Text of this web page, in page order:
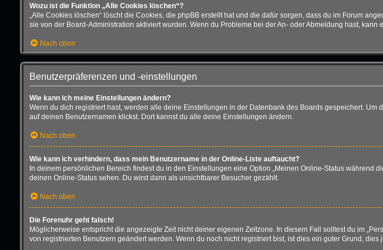
Wozu ist die Funktion „Alle Cookies löschen“?
„Alle Cookies löschen“ löscht die Cookies, die phpBB erstellt hat und die dafür sorgen, dass du im Forum
sie von der Board-Administration aktiviert wurden. Wenn du Probleme bei der An- oder Abmeldung hast, kann
Nach oben
Benutzerpräferenzen und -einstellungen
Wie kann ich meine Einstellungen ändern?
Wenn du dich registriert hast, werden alle deine Einstellungen in der Datenbank des Boards gespeichert.
auf deinen Benutzernamen klickst. Dort kannst du alle deine Einstellungen ändern.
Nach oben
Wie kann ich verhindern, dass mein Benutzername in der Online-Liste auftaucht?
In deinem persönlichen Bereich findest du in den Einstellungen eine Option „Meinen Online-Status während
deinen Online-Status sehen. Du wirst dann als unsichtbarer Besucher gezählt.
Nach oben
Die Forenuhr geht falsch!
Möglicherweise entspricht die angezeigte Zeit nicht deiner eigenen Zeitzone. In diesem Fall solltest du im
von registrierten Benutzern geändert werden. Wenn du noch nicht registriert bist, ist dies ein guter Grund, dies